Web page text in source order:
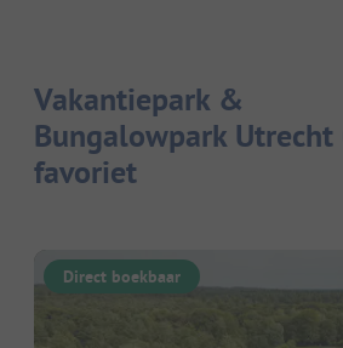
Vakantiepark &
Bungalowpark Utrecht
favoriet
Direct boekbaar